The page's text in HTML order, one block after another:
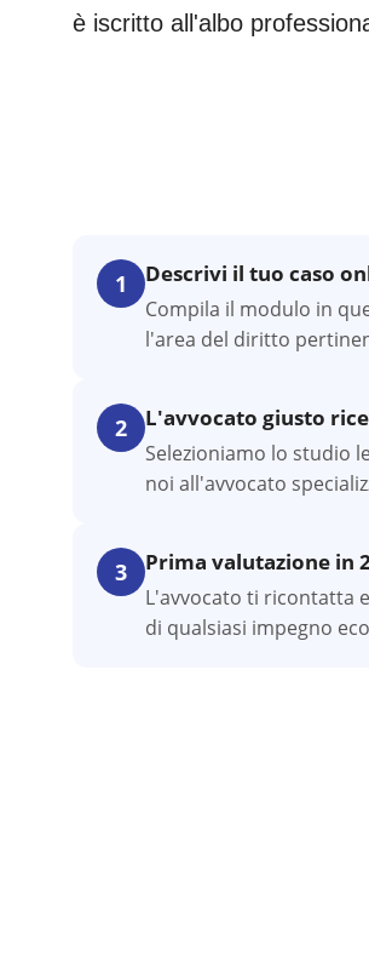
è iscritto all'albo
1 Descrivi il tuo caso
Compila il modulo in
l'area del diritto
2 L'avvocato giusto
Selezioniamo lo studio
noi all'avvocato
3 Prima valutazione in
L'avvocato ti ricontatta
di qualsiasi impegno